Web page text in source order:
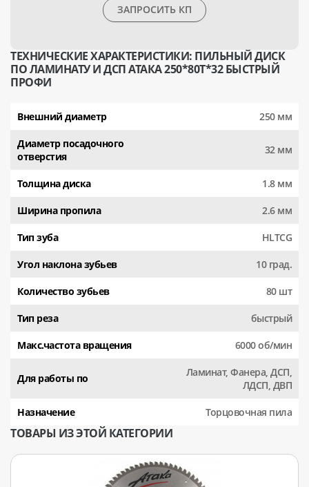
ЗАПРОСИТЬ КП
ТЕХНИЧЕСКИЕ ХАРАКТЕРИСТИКИ: ПИЛЬНЫЙ ДИСК
ПО ЛАМИНАТУ И ДСП АТАКА 250*80T*32 БЫСТРЫЙ
ПРОФИ
Внешний диаметр 250 мм
Диаметр посадочного
отверстия
32 мм
Толщина диска 1.8 мм
Ширина пропила 2.6 мм
Тип зуба HLTCG
Угол наклона зубьев 10 град.
Количество зубьев 80 шт
Тип реза быстрый
Макс.частота вращения 6000 об/мин
Для работы по
Ламинат, Фанера, ДСП,
ЛДСП, ДВП
Назначение Торцовочная пила
ТОВАРЫ ИЗ ЭТОЙ КАТЕГОРИИ